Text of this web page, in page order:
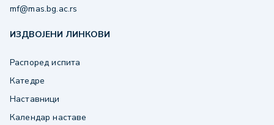
mf@mas.bg.ac.rs
ИЗДВОЈЕНИ ЛИНКОВИ
Распоред испита
Катедре
Наставници
Календар наставе